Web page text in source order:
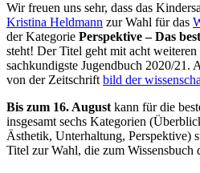
Wir freuen uns sehr, dass das
Kristina Heldmann zur Wahl für das
der Kategorie Perspektive – Das
steht! Der Titel geht mit acht
sachkundigste Jugendbuch 2020/21.
von der Zeitschrift bild der
Bis zum 16. August kann für die
insgesamt sechs Kategorien
Ästhetik, Unterhaltung, Perspektive)
Titel zur Wahl, die zum Wissensbuch